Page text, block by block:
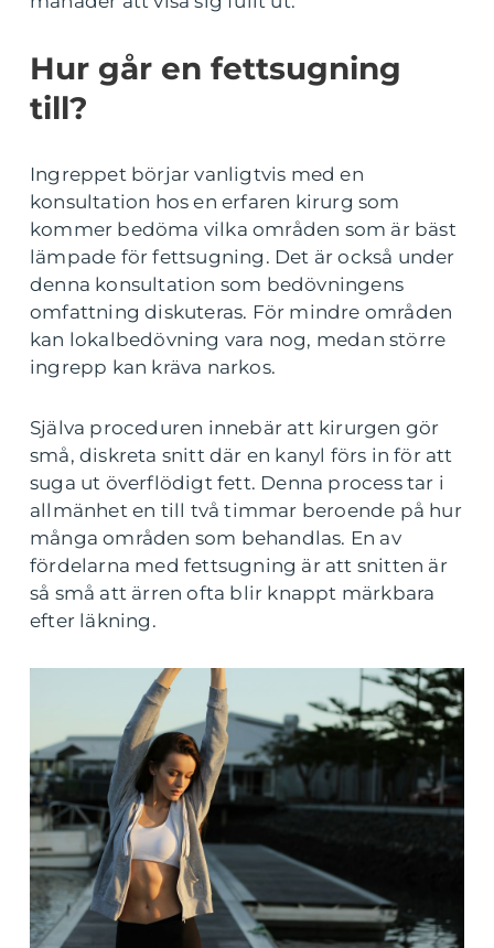
Hur går en fettsugning
till?
Ingreppet börjar vanligtvis med en
konsultation hos en erfaren kirurg som
kommer bedöma vilka områden som är bäst
lämpade för fettsugning. Det är också under
denna konsultation som bedövningens
omfattning diskuteras. För mindre områden
kan lokalbedövning vara nog, medan större
ingrepp kan kräva narkos.
Själva proceduren innebär att kirurgen gör
små, diskreta snitt där en kanyl förs in för att
suga ut överflödigt fett. Denna process tar i
allmänhet en till två timmar beroende på hur
många områden som behandlas. En av
fördelarna med fettsugning är att snitten är
så små att ärren ofta blir knappt märkbara
efter läkning.